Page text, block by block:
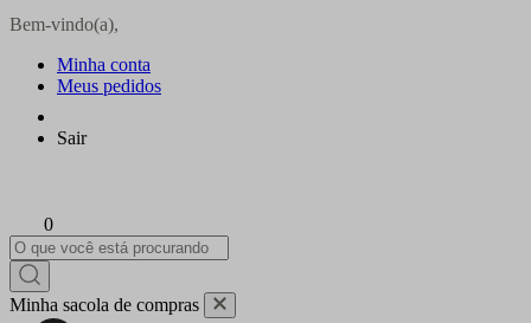
Bem-vindo(a),
Minha conta
Meus pedidos
Sair
0
Minha sacola de compras